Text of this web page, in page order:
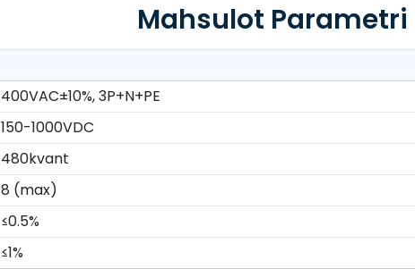
Mahsulot Parametri
400VAC±10%, 3P+N+PE
150-1000VDC
480kvant
8 (max)
≤0.5%
≤1%